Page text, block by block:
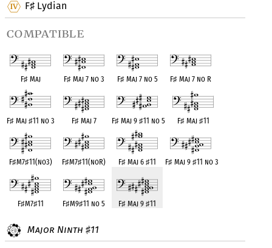
F♯ Lydian
compatible
F♯Maj F♯Maj 7 no 3 F♯Maj 7 no 5 F♯ Maj 7 no R
F♯Maj ♯11 no 3 F♯Maj 7 F♯ Maj 9♯11 no 5 F♯Maj ♯11
F♯M7♯11(no3) F♯M7♯11(noR) F♯ Maj 6♯11 F♯ Maj 9♯11 no 3
F♯M7♯11 F♯M9♯11 no 5 F♯ Maj 9♯11
Major Ninth♯11